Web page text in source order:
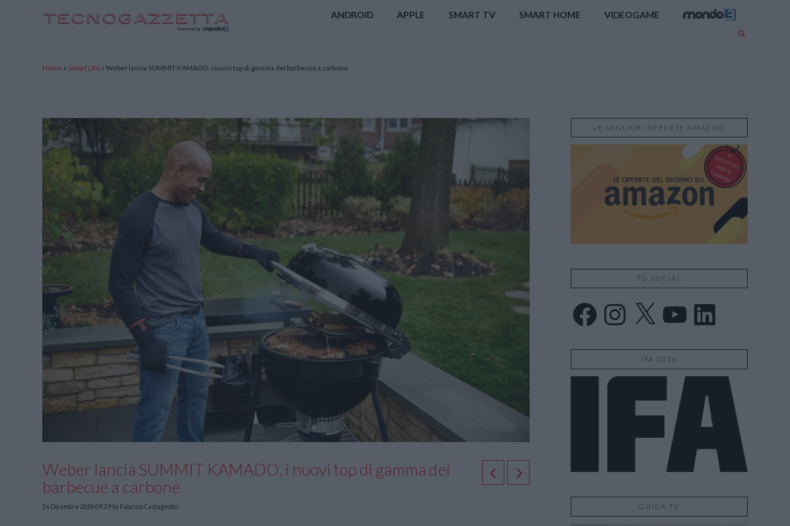
ANDROID APPLE SMART TV SMART HOME VIDEOGAME
Home » Smart Life » Weber lancia SUMMIT KAMADO, i nuovi top di gamma dei barbecue a carbone
Weber lancia SUMMIT KAMADO, i nuovi top di gamma dei
barbecue a carbone
26 Dicembre 2020 09:29 by Fabrizio Castagnotto
LE MIGLIORI OFFERTE AMAZON
TG SOCIAL
Facebook Instagram YouTube LinkedIn
IFA 2026
GUIDA TV